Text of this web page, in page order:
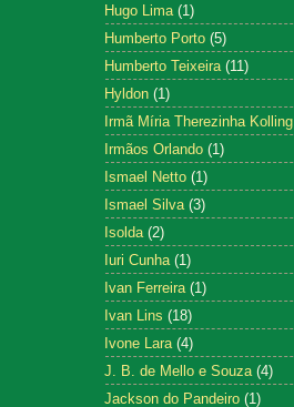
Hugo Lima (1)
Humberto Porto (5)
Humberto Teixeira (11)
Hyldon (1)
Irmã Míria Therezinha Kolling
Irmãos Orlando (1)
Ismael Netto (1)
Ismael Silva (3)
Isolda (2)
Iuri Cunha (1)
Ivan Ferreira (1)
Ivan Lins (18)
Ivone Lara (4)
J. B. de Mello e Souza (4)
Jackson do Pandeiro (1)